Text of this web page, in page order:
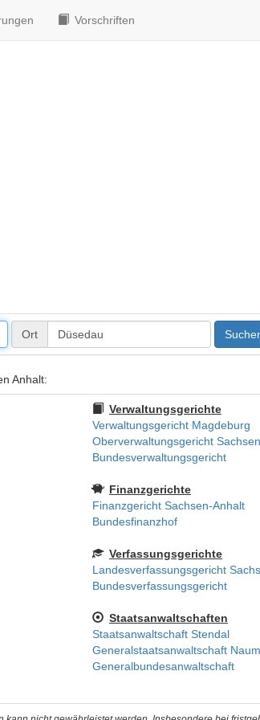
Vorschriften
Ort
Anhalt:
Verwaltungsgerichte
Verwaltungsgericht Magdeburg
Oberverwaltungsgericht
Bundesverwaltungsgericht
Finanzgerichte
Finanzgericht Sachsen-Anhalt
Bundesfinanzhof
Verfassungsgerichte
Landesverfassungsgericht
Bundesverfassungsgericht
Staatsanwaltschaften
Staatsanwaltschaft Stendal
Generalstaatsanwaltschaft
Generalbundesanwaltschaft